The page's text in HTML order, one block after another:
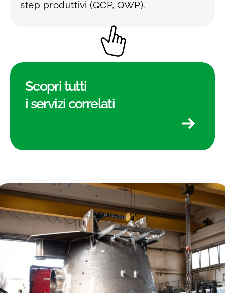
step produttivi (QCP, QWP).
Scopri tutti
i servizi correlati